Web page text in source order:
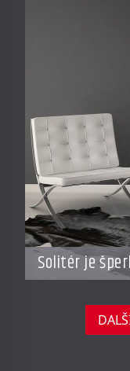
Solitér je